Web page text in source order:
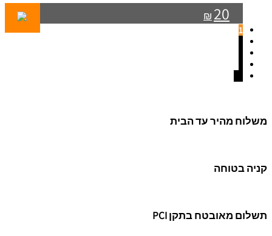
₪ 20
1
משלוח מהיר עד הבית
קניה בטוחה
תשלום מאובטח בתקן PCI